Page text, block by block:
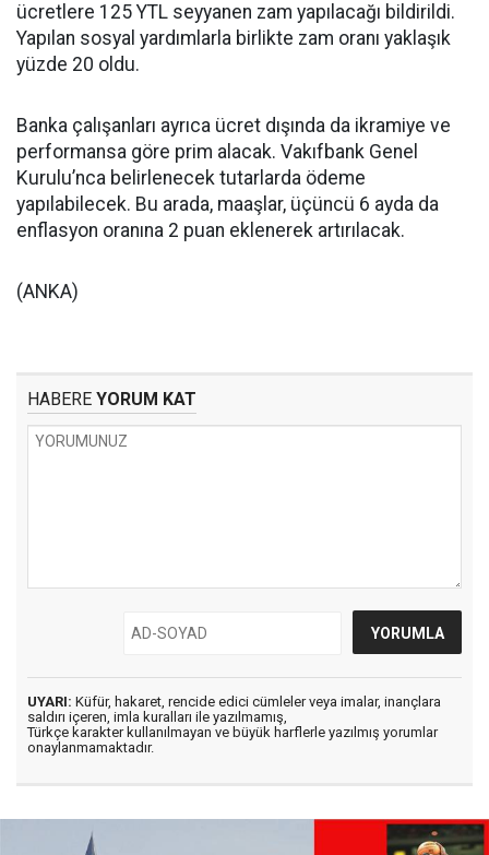
ücretlere 125 YTL seyyanen zam yapılacağı bildirildi.
Yapılan sosyal yardımlarla birlikte zam oranı yaklaşık
yüzde 20 oldu.
Banka çalışanları ayrıca ücret dışında da ikramiye ve
performansa göre prim alacak. Vakıfbank Genel
Kurulu’nca belirlenecek tutarlarda ödeme
yapılabilecek. Bu arada, maaşlar, üçüncü 6 ayda da
enflasyon oranına 2 puan eklenerek artırılacak.
(ANKA)
HABERE YORUM KAT
UYARI: Küfür, hakaret, rencide edici cümleler veya imalar, inançlara
saldırı içeren, imla kuralları ile yazılmamış,
Türkçe karakter kullanılmayan ve büyük harflerle yazılmış yorumlar
onaylanmamaktadır.